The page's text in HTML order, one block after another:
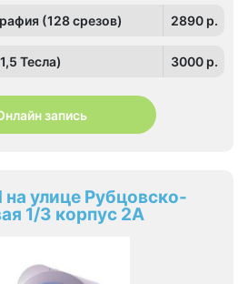
(128 срезов) 2890 p.
Тесла) 3000 p.
запись
улице Рубцовско-
1/3 корпус 2А